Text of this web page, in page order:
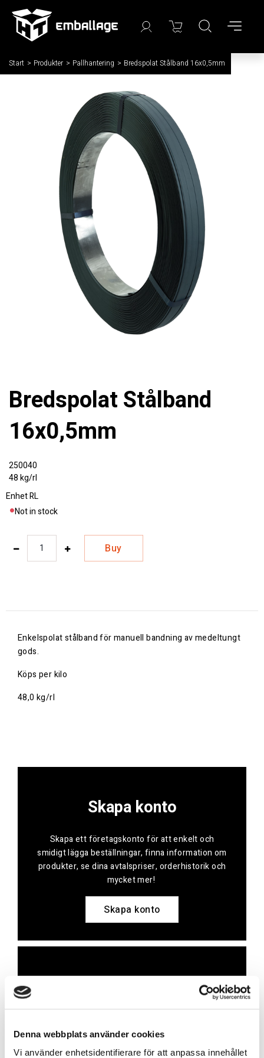
Denna webbplats använder cookies
Vi använder enhetsidentifierare för att anpassa innehållet
Start / Produkter / Pallhantering / Bredspolat Stålband 16x0,5mm
Bredspolat Stålband
16x0,5mm
250040
48 kg/rl
EnhetRL
Not in stock
Buy
Enkelspolat stålband för manuell bandning av medeltungt
gods.
Köps per kilo
48,0 kg/rl
Skapa konto
Skapa ett företagskonto för att enkelt och
smidigt lägga beställningar, finna information om
produkter, se dina avtalspriser, orderhistorik och
mycket mer!
Skapa konto
Vi finns här för dig!
Vår kundtjänst är tillgänglig Mån – Fre: 07:30 –